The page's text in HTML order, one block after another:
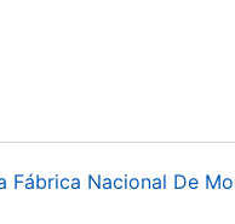
Nacional De